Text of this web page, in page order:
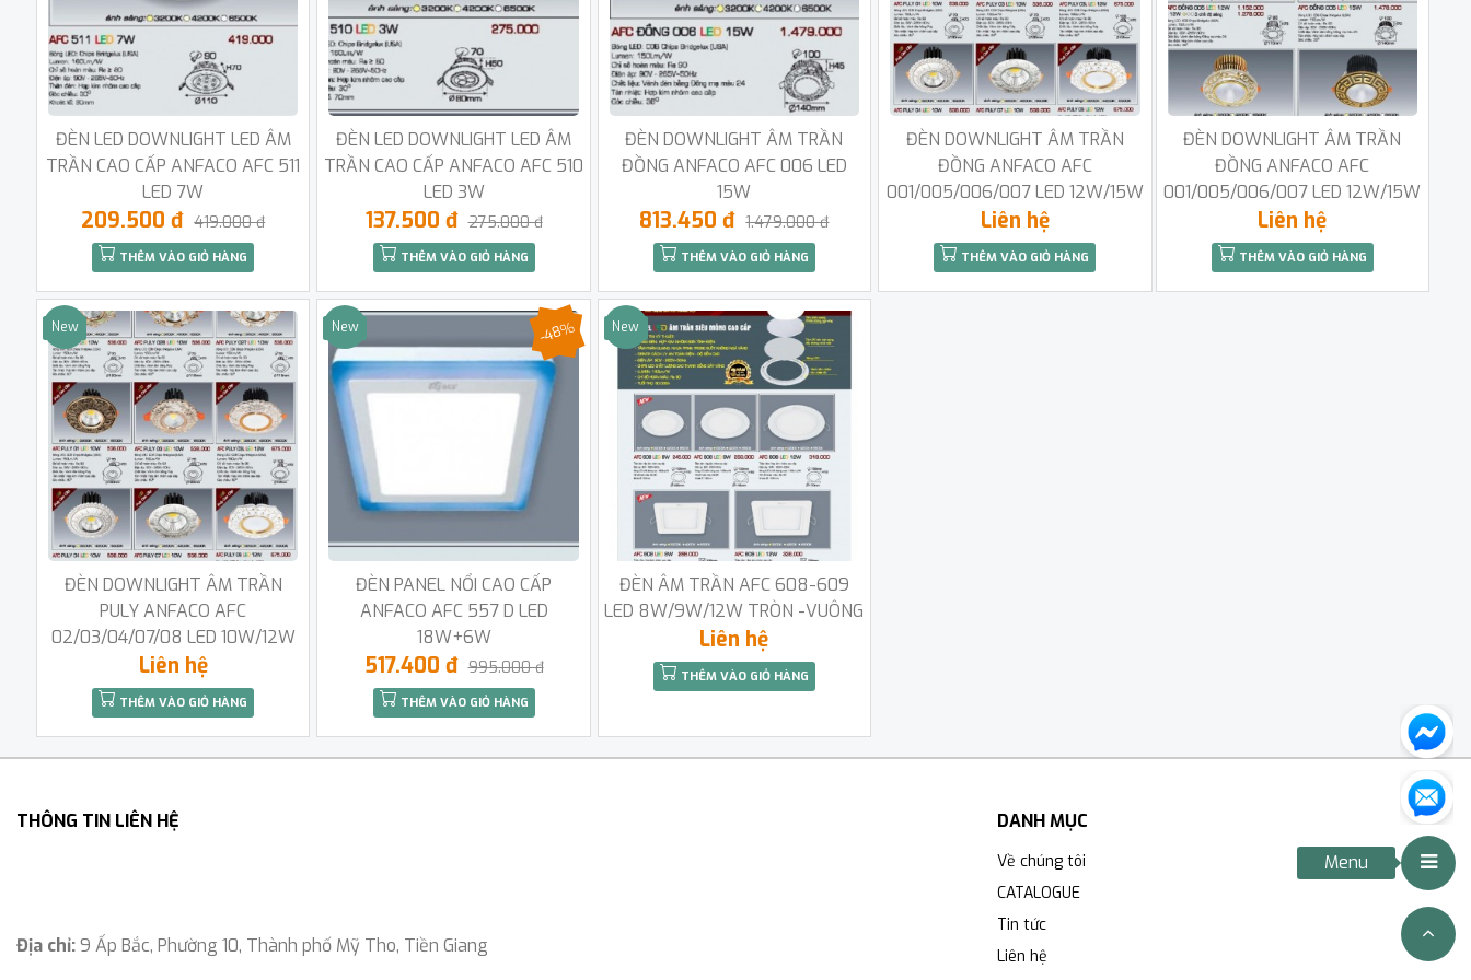
ĐÈN LED DOWNLIGHT LED ÂM
TRẦN CAO CẤP ANFACO AFC 511
LED 7W
209.500 đ 419.000 đ
THÊM VÀO GIỎ HÀNG
ĐÈN LED DOWNLIGHT LED ÂM
TRẦN CAO CẤP ANFACO AFC 510
LED 3W
137.500 đ 275.000 đ
THÊM VÀO GIỎ HÀNG
ĐÈN DOWNLIGHT ÂM TRẦN
ĐỒNG ANFACO AFC 006 LED
15W
813.450 đ 1.479.000 đ
THÊM VÀO GIỎ HÀNG
ĐÈN DOWNLIGHT ÂM TRẦN
ĐỒNG ANFACO AFC
001/005/006/007 LED 12W/15W
Liên hệ
THÊM VÀO GIỎ HÀNG
ĐÈN DOWNLIGHT ÂM TRẦN
ĐỒNG ANFACO AFC
001/005/006/007 LED 12W/15W
Liên hệ
THÊM VÀO GIỎ HÀNG
Sale
New
ĐÈN DOWNLIGHT ÂM TRẦN
PULY ANFACO AFC
02/03/04/07/08 LED 10W/12W
Liên hệ
THÊM VÀO GIỎ HÀNG
Sale
New
ĐÈN PANEL NỔI CAO CẤP
ANFACO AFC 557 D LED
18W+6W
-48%
517.400 đ 995.000 đ
THÊM VÀO GIỎ HÀNG
Sale
New
ĐÈN ÂM TRẦN AFC 608-609
LED 8W/9W/12W TRÒN -VUÔNG
Liên hệ
THÊM VÀO GIỎ HÀNG
THÔNG TIN LIÊN HỆ
Địa chỉ:9 Ấp Bắc, Phường 10, Thành phố Mỹ Tho, Tiền Giang
DANH MỤC
Về chúng tôi
CATALOGUE
Tin tức
Liên hệ
Menu